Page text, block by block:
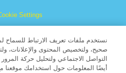
Settings
نستخدم ملفات تعريف الارتباط للسماح
صحيح، ولتخصيص المحتوى والإعلانات،
التواصل الاجتماعي ولتحليل حركة
أيضًا المعلومات حول استخدامك موقعنا